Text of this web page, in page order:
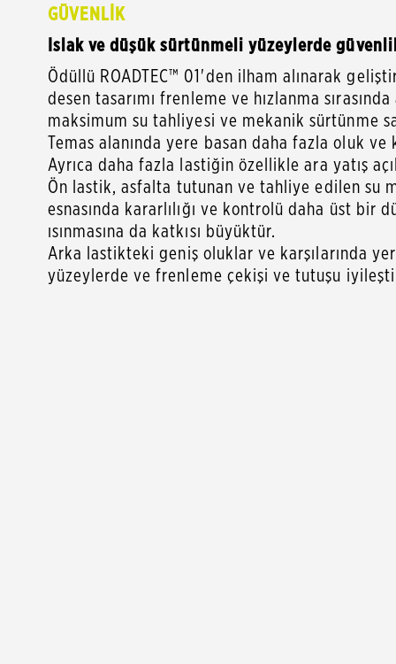
GÜVENLİK
Islak ve düşük sürtünmeli yüzeylerde
Ödüllü ROADTEC™ 01'den ilham alınarak
desen tasarımı frenleme ve hızlanma
maksimum su tahliyesi ve mekanik sürtünme
Temas alanında yere basan daha fazla oluk
Ayrıca daha fazla lastiğin özellikle ara yatış
Ön lastik, asfalta tutunan ve tahliye edilen su
esnasında kararlılığı ve kontrolü daha üst bir
ısınmasına da katkısı büyüktür.
Arka lastikteki geniş oluklar ve karşılarında
yüzeylerde ve frenleme çekişi ve tutuşu